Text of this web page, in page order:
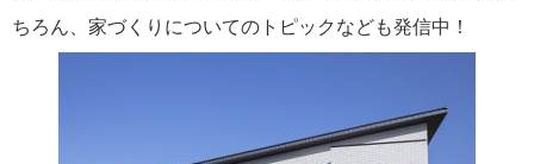
ちろん、家づくりについてのトピックなども発信中！